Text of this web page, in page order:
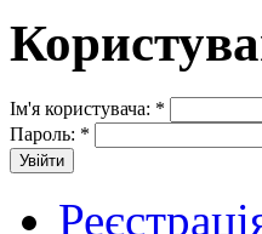
Ім'я користувача: *
Пароль: *